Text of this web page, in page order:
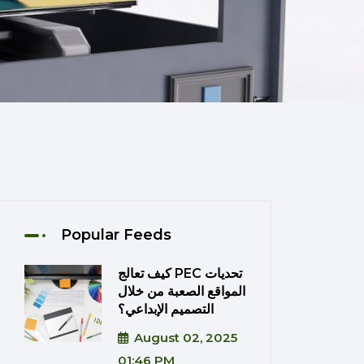
Popular Feeds
كيف تعالج PEC تحديات
المواقع الصعبة من خلال
التصميم الإبداعي؟
August 02, 2025
01:46 PM